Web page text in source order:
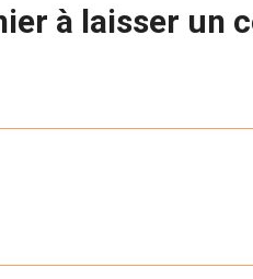
à laisser un